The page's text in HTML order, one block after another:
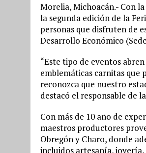
Morelia, Michoacán.- Con
la segunda edición de la
personas que disfruten de
Desarrollo Económico
“Este tipo de eventos
emblemáticas carnitas que
reconozca que nuestro
destacó el responsable de
Con más de 10 año de
maestros productores
Obregón y Charo, donde
incluidos artesanía,